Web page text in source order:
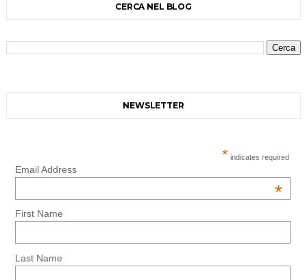
CERCA NEL BLOG
NEWSLETTER
* indicates required
Email Address
*
First Name
Last Name